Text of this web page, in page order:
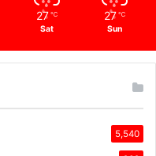
27 ℃
Sat
27 ℃
Sun
5,540